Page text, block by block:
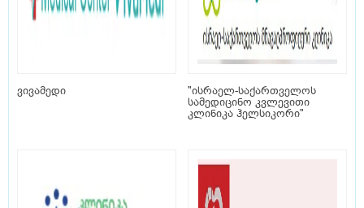
ვივამედი
"ისრაელ-საქართველოს
სამედიცინო კვლევითი
კლინიკა ჰელსიკორი"